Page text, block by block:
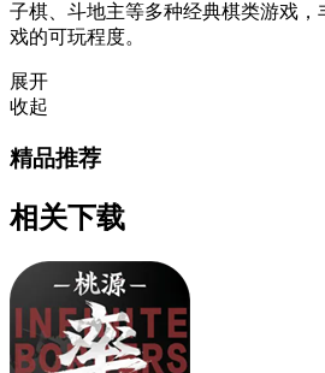
子棋、斗地主等多种经典棋类游戏
戏的可玩程度。
展开
收起
精品推荐
相关下载